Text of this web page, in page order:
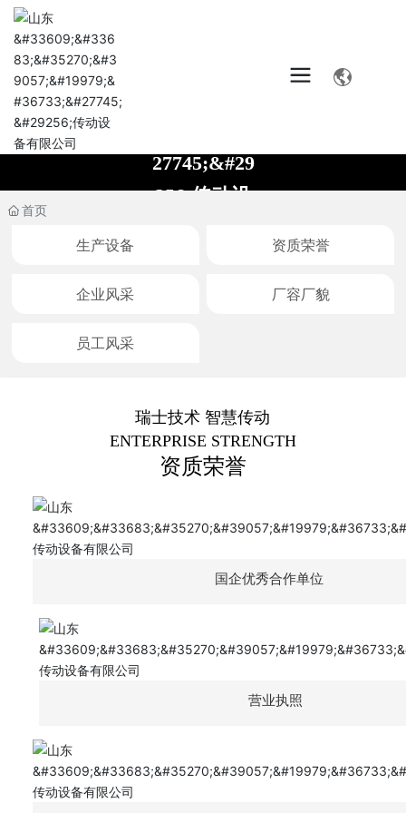
首页
生产设备 资质荣誉
企业风采 厂容厂貌
员工风采
瑞士技术 智慧传动
ENTERPRISE STRENGTH
资质荣誉
国企优秀合作单位
营业执照